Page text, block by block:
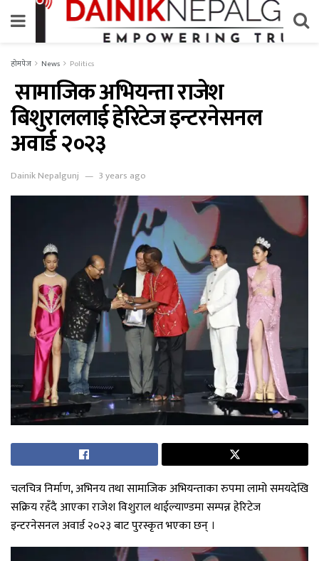
होमपेज News Politics
सामाजिक अभियन्ता राजेश
बिशुराललाई हेरिटेज इन्टरनेसनल
अवार्ड २०२३
Dainik Nepalgunj 3 years ago
चलचित्र निर्माण, अभिनय तथा सामाजिक अभियन्ताका रुपमा लामो समयदेखि
सक्रिय रहँदै आएका राजेश विशुराल थाईल्याण्डमा सम्पन्न हेरिटेज
इन्टरनेसनल अवार्ड २०२३ बाट पुरस्कृत भएका छन् ।